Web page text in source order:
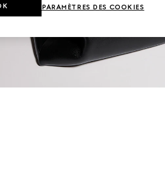
PARAMÈTRES DES COOKIES